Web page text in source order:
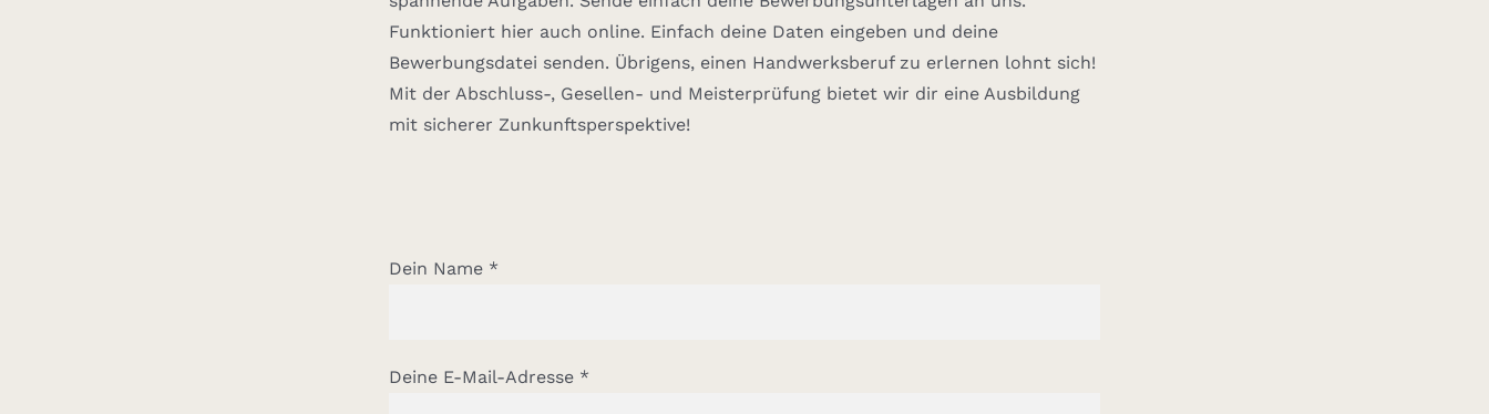
Funktioniert hier auch online. Einfach deine Daten eingeben und deine
Bewerbungsdatei senden. Übrigens, einen Handwerksberuf zu erlernen lohnt sich!
Mit der Abschluss-, Gesellen- und Meisterprüfung bietet wir dir eine Ausbildung
mit sicherer Zunkunftsperspektive!
Dein Name *
Deine E-Mail-Adresse *